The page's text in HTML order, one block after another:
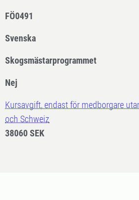
FÖ0491
Svenska
Skogsmästarprogrammet
Nej
Kursavgift, endast för medborgare
och Schweiz
38060 SEK